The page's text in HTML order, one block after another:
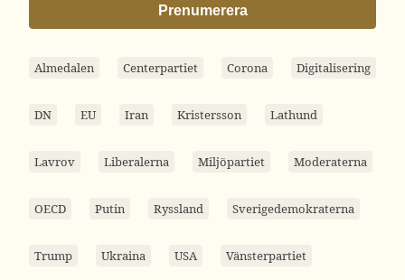
Prenumerera
Almedalen Centerpartiet Corona Digitalisering
DN EU Iran Kristersson Lathund
Lavrov Liberalerna Miljöpartiet Moderaterna
OECD Putin Ryssland Sverigedemokraterna
Trump Ukraina USA Vänsterpartiet